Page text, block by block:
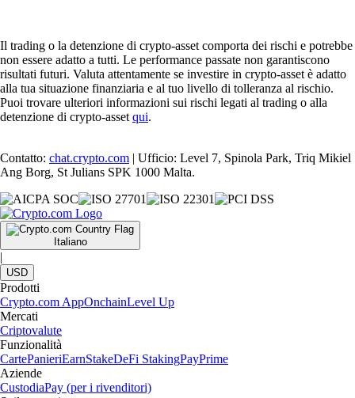
Il trading o la detenzione di crypto-asset comporta dei rischi e potrebbe
non essere adatto a tutti. Le performance passate non garantiscono
risultati futuri. Valuta attentamente se investire in crypto-asset è adatto
alla tua situazione finanziaria e al tuo livello di tolleranza al rischio.
Puoi trovare ulteriori informazioni sui rischi legati al trading o alla
detenzione di crypto-asset qui.
Contatto: chat.crypto.com | Ufficio: Level 7, Spinola Park, Triq Mikiel
Ang Borg, St Julians SPK 1000 Malta.
Italiano
|
USD
Prodotti
Crypto.com AppOnchainLevel Up
Mercati
Criptovalute
Funzionalità
CartePanieriEarnStakeDeFi StakingPayPrime
Aziende
CustodiaPay (per i rivenditori)